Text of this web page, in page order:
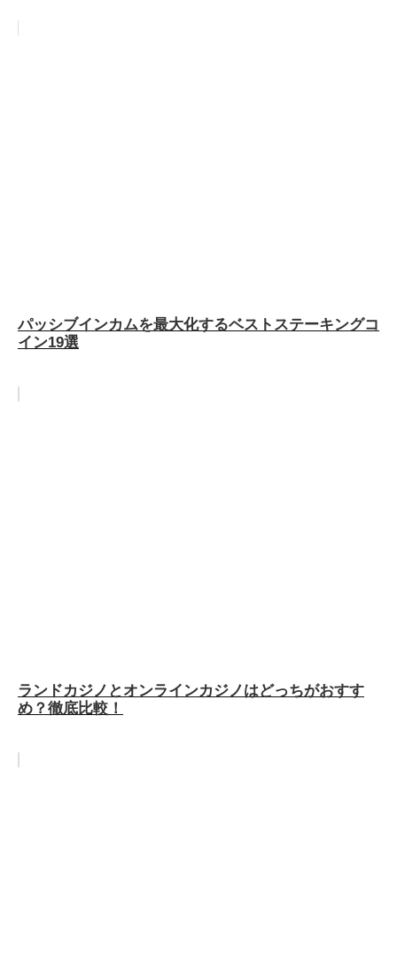
パッシブインカムを最大化するベストステーキングコ
イン19選
ランドカジノとオンラインカジノはどっちがおすす
め？徹底比較！